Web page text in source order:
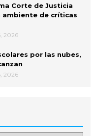
Corte de Justicia
ambiente de críticas
2026
por las nubes,
2026